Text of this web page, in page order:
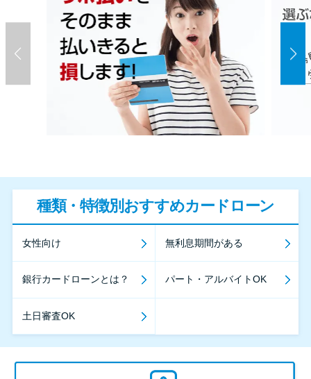
種類・特徴別おすすめカードローン
女性向け 無利息期間がある
銀行カードローンとは？ パート・アルバイトOK
土日審査OK